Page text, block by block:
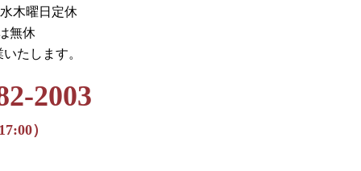
木曜日定休
無休
たします。
2003
）